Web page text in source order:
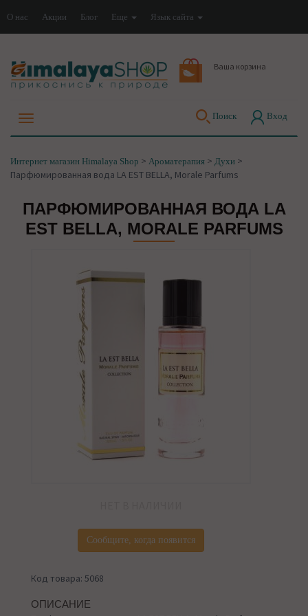
О нас Акции Блог Еще Язык сайта
Ваша корзина
Поиск Вход
Интернет магазин Himalaya Shop > Ароматерапия > Духи >
Парфюмированная вода LA EST BELLA, Morale Parfums
ПАРФЮМИРОВАННАЯ ВОДА LA
EST BELLA, MORALE PARFUMS
Сообщите, когда появится
Код товара: 5068
ОПИСАНИЕ